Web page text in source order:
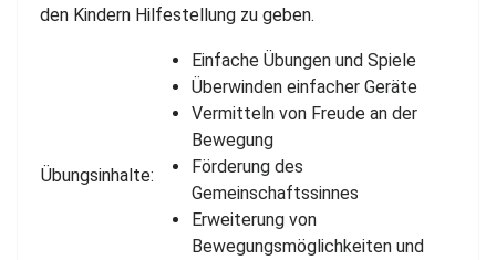
den Kindern Hilfestellung zu geben.
Übungsinhalte:
Einfache Übungen und Spiele
Überwinden einfacher Geräte
Vermitteln von Freude an der
Bewegung
Förderung des
Gemeinschaftssinnes
Erweiterung von
Bewegungsmöglichkeiten und